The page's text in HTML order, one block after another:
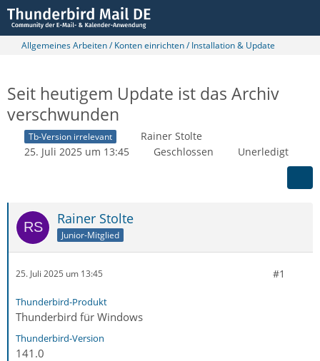
Allgemeines Arbeiten / Konten einrichten / Installation & Update
Seit heutigem Update ist das Archiv
verschwunden
Tb-Version irrelevant
Rainer Stolte
25. Juli 2025 um 13:45
Geschlossen Unerledigt
Rainer Stolte
Junior-Mitglied
25. Juli 2025 um 13:45 #1
Thunderbird-Produkt
Thunderbird für Windows
Thunderbird-Version
141.0